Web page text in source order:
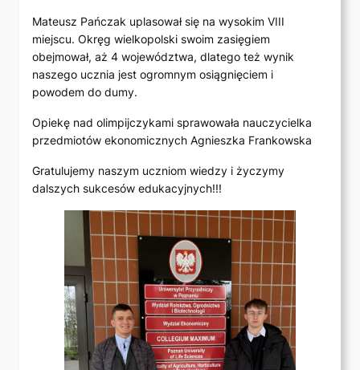
Mateusz Pańczak uplasował się na wysokim VIII
miejscu. Okręg wielkopolski swoim zasięgiem
obejmował, aż 4 województwa, dlatego też wynik
naszego ucznia jest ogromnym osiągnięciem i
powodem do dumy.
Opiekę nad olimpijczykami sprawowała nauczycielka
przedmiotów ekonomicznych Agnieszka Frankowska
Gratulujemy naszym uczniom wiedzy i życzymy
dalszych sukcesów edukacyjnych!!!